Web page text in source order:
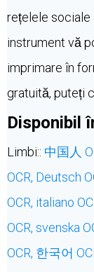
rețelele sociale
instrument vă
imprimare în
gratuită, puteți
Disponibil
Limbi:: 中国人
OCR, Deutsch
OCR, italiano
OCR, svenska
OCR, 한국어